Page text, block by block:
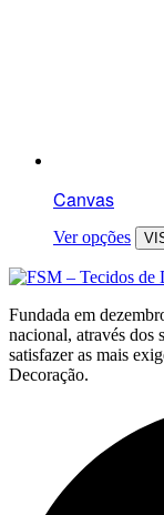
Canvas
Ver opções
Fundada em
nacional, através dos
satisfazer as mais
Decoração.